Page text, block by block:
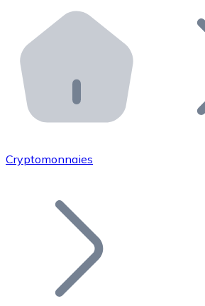
Distributeurs automatiques
Intégrez un ATM Bitnovo dans
API Bitnovo
Intégrez notre API dans votre
Rejoignez notre réseau de
Ajoutez le token de votre
Cryptomonnaies